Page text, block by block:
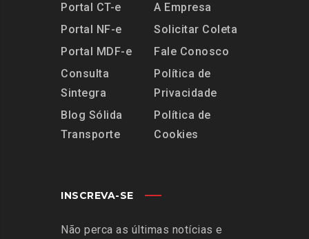
Portal CT-e
Portal NF-e
Portal MDF-e
Consulta
Sintegra
Blog Sólida
Transporte
A Empresa
Solicitar Coleta
Fale Conosco
Política de
Privacidade
Política de
Cookies
INSCREVA-SE
Não perca as últimas notícias e